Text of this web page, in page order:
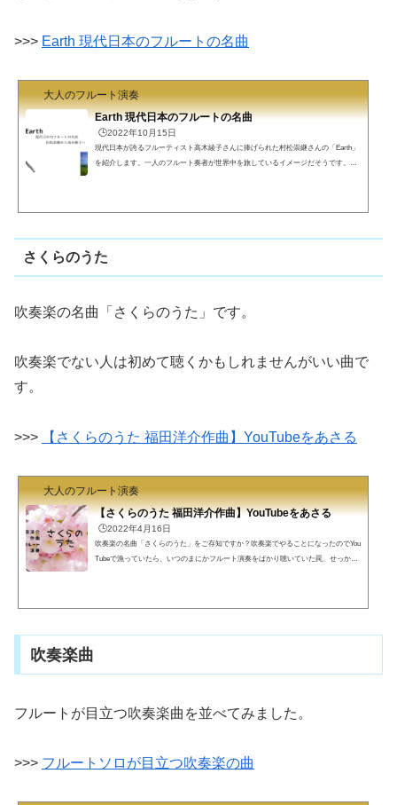
>>> Earth 現代日本のフルートの名曲
大人のフルート演奏
Earth 現代日本のフルートの名曲
🕒️2022年10月15日
現代日本が誇るフルーティスト高木綾子さんに捧げられた村松崇継さんの「Earth」
を紹介します。一人のフルート奏者が世界中を旅しているイメージだそうです。Ear
いらっしゃいます。村松さんの名前を聞いたことがな...
さくらのうた
吹奏楽の名曲「さくらのうた」です。
吹奏楽でない人は初めて聴くかもしれませんがいい曲で
す。
>>> 【さくらのうた 福田洋介作曲】YouTubeをあさる
大人のフルート演奏
【さくらのうた 福田洋介作曲】YouTubeをあさる
🕒️2022年4月16日
吹奏楽の名曲「さくらのうた」をご存知ですか？吹奏楽でやることになったのでYou
Tubeで漁っていたら、いつのまにかフルート演奏をばかり聴いていた罠、せっかく
です。フル屋もやることになりました。最初から最後ま...
吹奏楽曲
フルートが目立つ吹奏楽曲を並べてみました。
>>> フルートソロが目立つ吹奏楽の曲